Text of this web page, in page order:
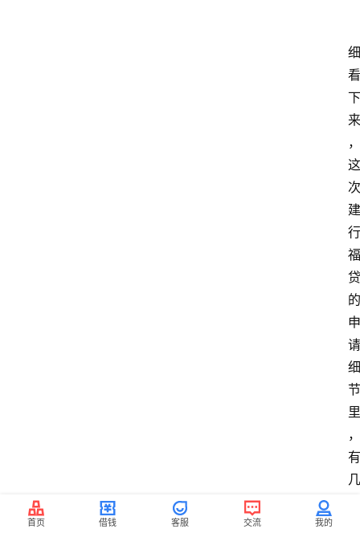
细
看
下
来
，
这
次
建
行
福
贷
的
申
请
细
节
里
，
有
几
首页 借钱 客服 交流 我的